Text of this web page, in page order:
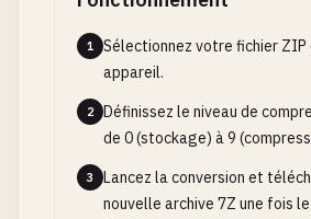
1
Sélectionnez votre fichier ZIP
appareil.
2
Définissez le niveau de
de 0 (stockage) à 9
3
Lancez la conversion et
nouvelle archive 7Z une fois